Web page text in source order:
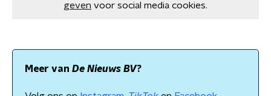
geven voor social media cookies.
Meer van De Nieuws BV?